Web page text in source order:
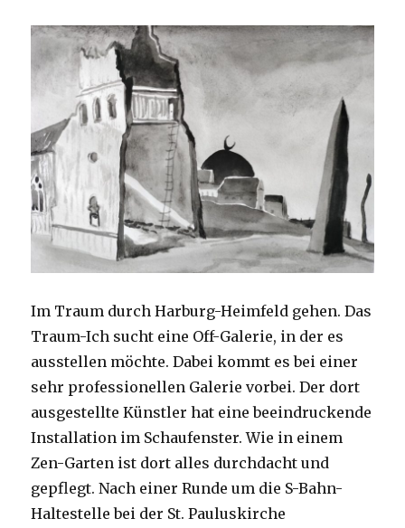
Im Traum durch Harburg-Heimfeld gehen. Das
Traum-Ich sucht eine Off-Galerie, in der es
ausstellen möchte. Dabei kommt es bei einer
sehr professionellen Galerie vorbei. Der dort
ausgestellte Künstler hat eine beeindruckende
Installation im Schaufenster. Wie in einem
Zen-Garten ist dort alles durchdacht und
gepflegt. Nach einer Runde um die S-Bahn-
Haltestelle bei der St. Pauluskirche